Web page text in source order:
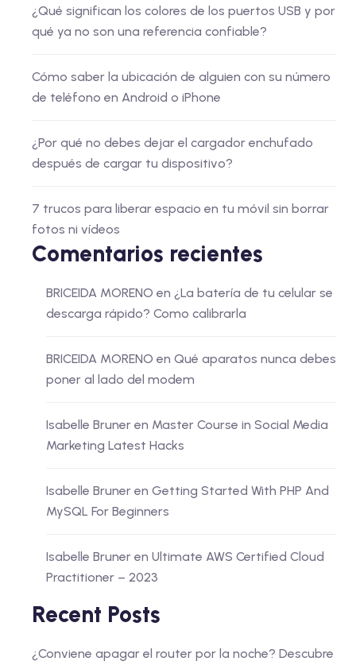
¿Qué significan los colores de los puertos USB y por
qué ya no son una referencia confiable?
Cómo saber la ubicación de alguien con su número
de teléfono en Android o iPhone
¿Por qué no debes dejar el cargador enchufado
después de cargar tu dispositivo?
7 trucos para liberar espacio en tu móvil sin borrar
fotos ni vídeos
Comentarios recientes
BRICEIDA MORENO en ¿La batería de tu celular se
descarga rápido? Como calibrarla
BRICEIDA MORENO en Qué aparatos nunca debes
poner al lado del modem
Isabelle Bruner en Master Course in Social Media
Marketing Latest Hacks
Isabelle Bruner en Getting Started With PHP And
MySQL For Beginners
Isabelle Bruner en Ultimate AWS Certified Cloud
Practitioner – 2023
Recent Posts
¿Conviene apagar el router por la noche? Descubre